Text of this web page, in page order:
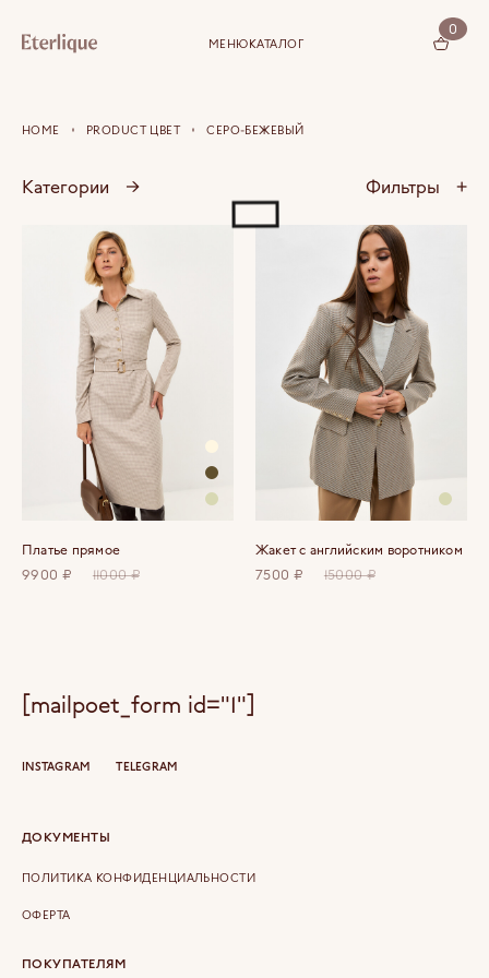
МЕНЮКАТАЛОГ
0
КОРЗИНА (0)
HOME PRODUCT ЦВЕТ СЕРО-БЕЖЕВЫЙ
Категории → Фильтры +
Платье прямое
9900 ₽
11000 ₽
Жакет с английским воротником
7500 ₽
15000 ₽
ДОКУМЕНТЫ
ПОЛИТИКА КОНФИДЕНЦИАЛЬНОСТИ
ОФЕРТА
ПОКУПАТЕЛЯМ
INSTAGRAM TELEGRAM
[mailpoet_form id="1"]